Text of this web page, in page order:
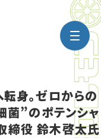
身。ゼロからの
菌”のポテンシャ
締役 鈴木啓太氏